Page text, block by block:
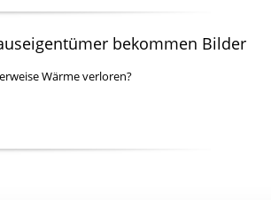
bekommen Bilder
Wärme verloren?